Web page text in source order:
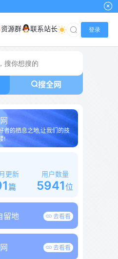
资源群 联系站长 登录
搜全网
者的栖息之地,让我们的技
!
更新
篇
用户数量
5941位
留地 去看看
去看看